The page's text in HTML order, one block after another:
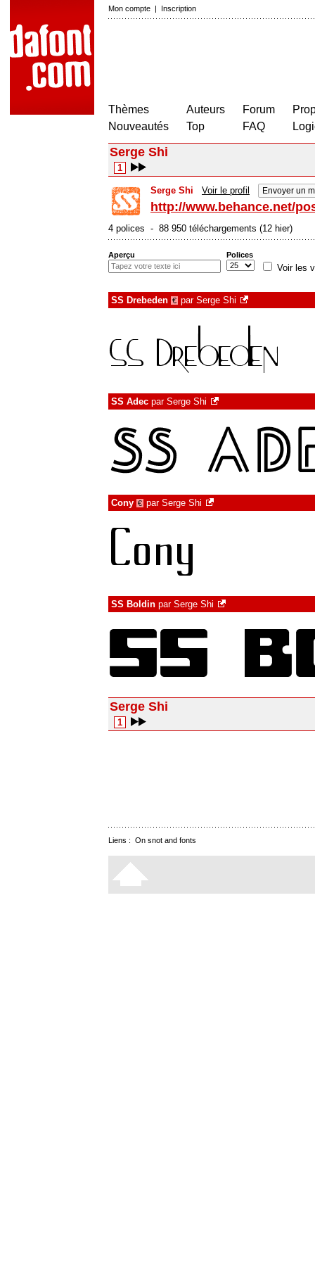
Mon compte | Inscription
Thèmes
Nouveautés
Auteurs
Top
Forum
FAQ
Serge Shi
1
Serge Shi Voir le profil Envoyer un
http://www.behance.net/
4 polices - 88 950 téléchargements (12 hier)
Aperçu Polices
Voir les
SS Drebeden € par Serge Shi
SS Adec par Serge Shi
Cony € par Serge Shi
SS Boldin par Serge Shi
Serge Shi
1
Liens : On snot and fonts